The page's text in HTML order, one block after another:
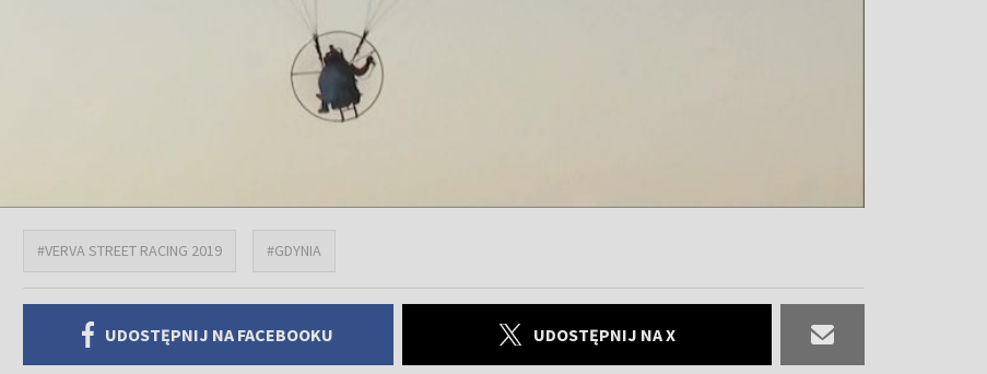
#VERVA STREET RACING 2019 #GDYNIA
UDOSTĘPNIJ NA FACEBOOKU UDOSTĘPNIJ NA X